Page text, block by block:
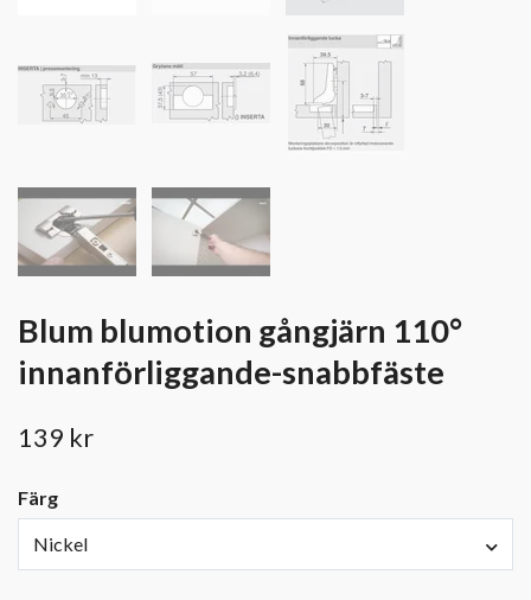
Blum blumotion gångjärn 110°
innanförliggande-snabbfäste
139 kr
Färg
Nickel